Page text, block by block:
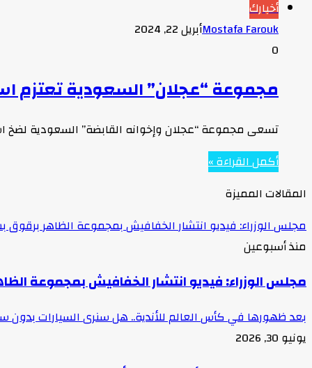
أخبارك
Mostafa Faroukأبريل 22, 2024
0
مجموعة “عجلان” السعودية تعتزم استثمار 1.5 مليار دولار في “رأس
تسعى مجموعة “عجلان وإخوانه القابضة” السعودية لضخ استثمارات أولية بقيمة 1.5 مليار دولار لإقامة
أكمل القراءة »
المقالات المميزة
مجلس الوزراء: فيديو انتشار الخفافيش بمجموعة الظاهر برقوق
منذ أسبوعين
مجلس الوزراء: فيديو انتشار الخفافيش بمجموعة
بعد ظهورها في كأس العالم للأندية.. هل سنرى السيارات
يونيو 30, 2026